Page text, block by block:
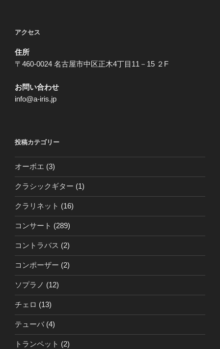
アクセス
住所
〒460-0024 名古屋市中区正木4丁目11－15 ２F
お問い合わせ
info@a-iris.jp
投稿カテゴリー
オーボエ (3)
クラシックギター (1)
クラリネット (16)
コンサート (289)
コントラバス (2)
コンポーザー (2)
ソプラノ (12)
チェロ (13)
テューバ(4)
トランペット (2)